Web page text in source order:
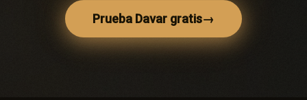
Prueba Davar gratis→